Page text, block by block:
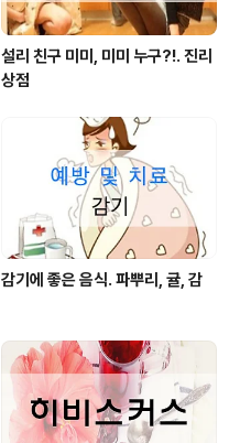
설리 친구 미미, 미미 누구?!. 진리
상점
감기에 좋은 음식. 파뿌리, 귤, 감